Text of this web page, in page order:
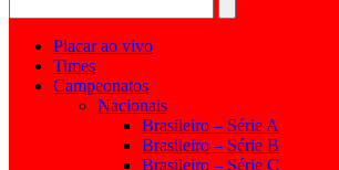
Placar ao vivo
Times
Campeonatos
Nacionais
Brasileiro – Série A
Brasileiro – Série B
Brasileiro – Série C